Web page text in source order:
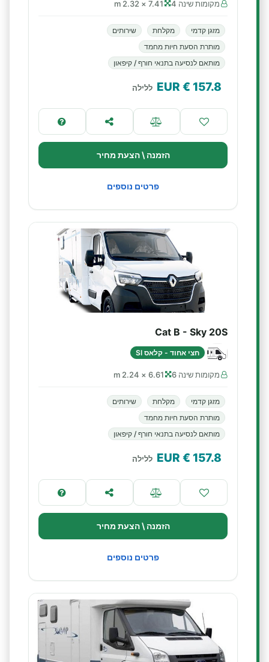
מקומות שינה 4 7.41 × 2.32 m
מזגן קדמי מקלחת
שירותים
מותרת הסעת חיות מחמד
מותאם לנסיעה בתנאי חורף / קיפאון
157.8
€ EUR ללילה
הזמנה \ הצעת מחיר
פרטים נוספים
Cat B - Sky 20S
חצי אחוד - קלאס SI
מקומות שינה 6 6.61 × 2.24 m
מזגן קדמי מקלחת
שירותים
מותרת הסעת חיות מחמד
מותאם לנסיעה בתנאי חורף / קיפאון
157.8
€ EUR ללילה
הזמנה \ הצעת מחיר
פרטים נוספים